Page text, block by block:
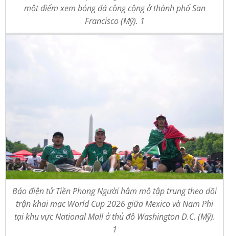
một điểm xem bóng đá công cộng ở thành phố San
Francisco (Mỹ). 1
Báo điện tử Tiền Phong Người hâm mộ tập trung theo dõi
trận khai mạc World Cup 2026 giữa Mexico và Nam Phi
tại khu vực National Mall ở thủ đô Washington D.C. (Mỹ).
1